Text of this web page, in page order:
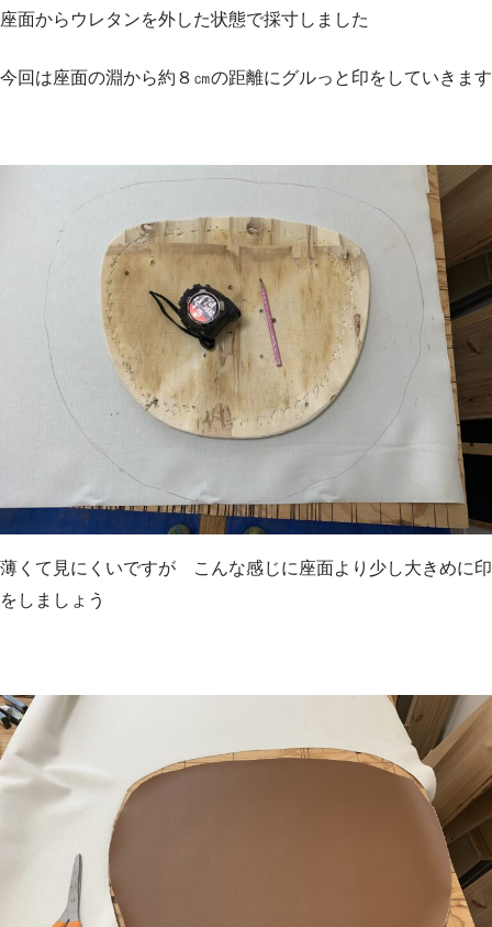
座面からウレタンを外した状態で採寸しました
今回は座面の淵から約８㎝の距離にグルっと印をしていきます
薄くて見にくいですが こんな感じに座面より少し大きめに印
をしましょう